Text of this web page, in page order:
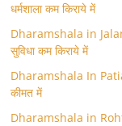
धर्मशाला कम किराये में
Dharamshala in
सुविधा कम किराये में
Dharamshala In
कीमत में
Dharamshala in